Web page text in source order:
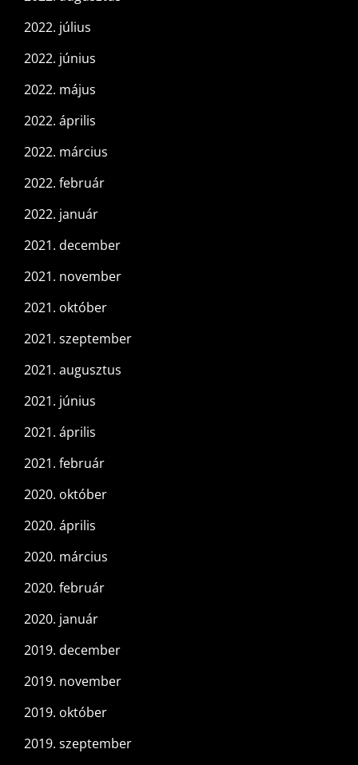
2022. július
2022. június
2022. május
2022. április
2022. március
2022. február
2022. január
2021. december
2021. november
2021. október
2021. szeptember
2021. augusztus
2021. június
2021. április
2021. február
2020. október
2020. április
2020. március
2020. február
2020. január
2019. december
2019. november
2019. október
2019. szeptember